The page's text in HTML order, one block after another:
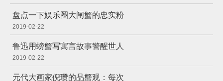
盘点一下娱乐圈大闸蟹的忠实粉
2019-02-22
鲁迅用螃蟹写寓言故事警醒世人
2019-02-22
元代大画家倪瓒的品蟹观：每次